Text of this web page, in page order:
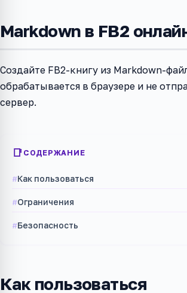
Markdown в FB2
Создайте FB2-книгу из Markdown-
обрабатывается в браузере и не
сервер.
СОДЕРЖАНИЕ
Как пользоваться
Ограничения
Безопасность
Как пользоваться